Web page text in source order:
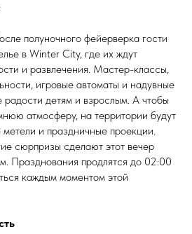
полуночного фейерверка гости
в Winter City, где их ждут
и развлечения. Мастер-классы,
игровые автоматы и надувные
детям и взрослым. А чтобы
атмосферу, на территории будут
и праздничные проекции.
сюрпризы сделают этот вечер
Празднования продлятся до 02:00
каждым моментом этой